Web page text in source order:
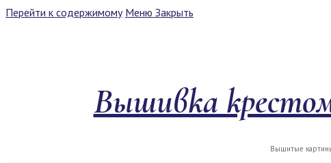
Перейти к содержимому Меню Закрыть
Вышивка
Вышитые